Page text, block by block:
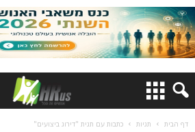
דף הבית תגיות כתבות עם תגית "דירוג ביצועים"